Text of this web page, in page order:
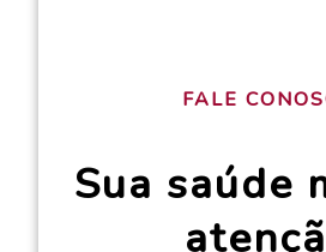
FALE
Sua saúde